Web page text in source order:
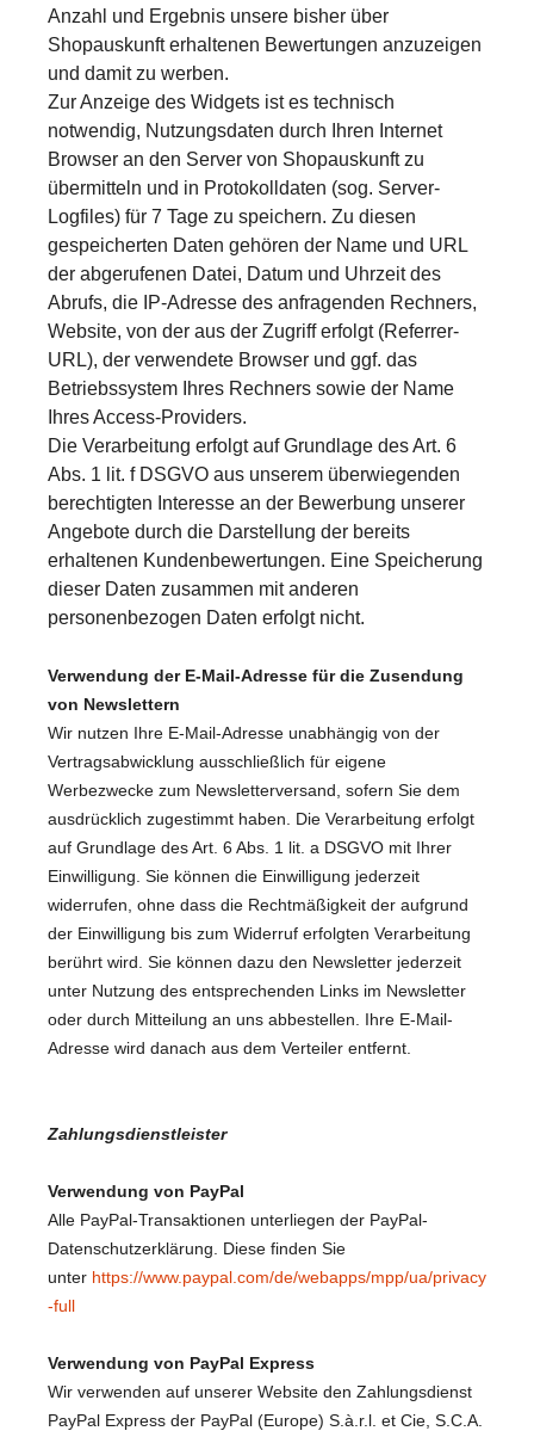
Anzahl und Ergebnis unsere bisher über
Shopauskunft erhaltenen Bewertungen anzuzeigen
und damit zu werben.
Zur Anzeige des Widgets ist es technisch
notwendig, Nutzungsdaten durch Ihren Internet
Browser an den Server von Shopauskunft zu
übermitteln und in Protokolldaten (sog. Server-
Logfiles) für 7 Tage zu speichern. Zu diesen
gespeicherten Daten gehören der Name und URL
der abgerufenen Datei, Datum und Uhrzeit des
Abrufs, die IP-Adresse des anfragenden Rechners,
Website, von der aus der Zugriff erfolgt (Referrer-
URL), der verwendete Browser und ggf. das
Betriebssystem Ihres Rechners sowie der Name
Ihres Access-Providers.
Die Verarbeitung erfolgt auf Grundlage des Art. 6
Abs. 1 lit. f DSGVO aus unserem überwiegenden
berechtigten Interesse an der Bewerbung unserer
Angebote durch die Darstellung der bereits
erhaltenen Kundenbewertungen. Eine Speicherung
dieser Daten zusammen mit anderen
personenbezogen Daten erfolgt nicht.
Verwendung der E-Mail-Adresse für die Zusendung
von Newslettern
Wir nutzen Ihre E-Mail-Adresse unabhängig von der
Vertragsabwicklung ausschließlich für eigene
Werbezwecke zum Newsletterversand, sofern Sie dem
ausdrücklich zugestimmt haben. Die Verarbeitung erfolgt
auf Grundlage des Art. 6 Abs. 1 lit. a DSGVO mit Ihrer
Einwilligung. Sie können die Einwilligung jederzeit
widerrufen, ohne dass die Rechtmäßigkeit der aufgrund
der Einwilligung bis zum Widerruf erfolgten Verarbeitung
berührt wird. Sie können dazu den Newsletter jederzeit
unter Nutzung des entsprechenden Links im Newsletter
oder durch Mitteilung an uns abbestellen. Ihre E-Mail-
Adresse wird danach aus dem Verteiler entfernt.
Zahlungsdienstleister
Verwendung von PayPal
Alle PayPal-Transaktionen unterliegen der PayPal-
Datenschutzerklärung. Diese finden Sie
unter https://www.paypal.com/de/webapps/mpp/ua/privacy
-full
Verwendung von PayPal Express
Wir verwenden auf unserer Website den Zahlungsdienst
PayPal Express der PayPal (Europe) S.à.r.l. et Cie, S.C.A.